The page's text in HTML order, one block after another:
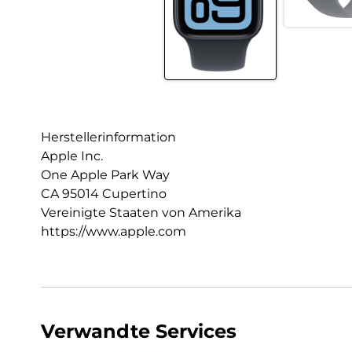
Herstellerinformation
Apple Inc.
One Apple Park Way
CA 95014 Cupertino
Vereinigte Staaten von Amerika
https://www.apple.com
Verwandte Services